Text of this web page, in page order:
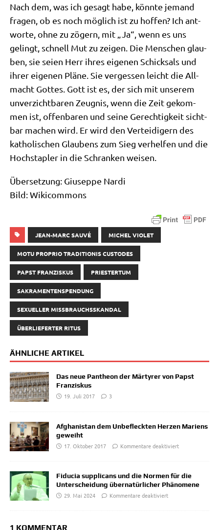
Nach dem, was ich gesagt habe, könn­te jemand
fra­gen, ob es noch mög­lich ist zu hof­fen? Ich ant­
wor­te, ohne zu zögern, mit „Ja“, wenn es uns
gelingt, schnell Mut zu zei­gen. Die Men­schen glau­
ben, sie sei­en Herr ihres eige­nen Schick­sals und
ihrer eige­nen Plä­ne. Sie ver­ges­sen leicht die All­
macht Got­tes. Gott ist es, der sich mit unse­rem
unver­zicht­ba­ren Zeug­nis, wenn die Zeit gekom­
men ist, offen­ba­ren und sei­ne Gerech­tig­keit sicht­
bar machen wird. Er wird den Ver­tei­di­gern des
katho­li­schen Glau­bens zum Sieg ver­hel­fen und die
Hoch­stap­ler in die Schran­ken weisen.
Über­set­zung: Giu­sep­pe Nar­di
Bild: Wiki­com­mons
JEAN-MARC SAUVÉ MICHEL VIOLET
MOTU PROPRIO TRADITIONIS CUSTODES
PAPST FRANZISKUS PRIESTERTUM
SAKRAMENTENSPENDUNG
SEXUELLER MISSBRAUCHSSKANDAL
ÜBERLIEFERTER RITUS
ÄHNLICHE ARTIKEL
Das neue Pantheon der Märtyrer von Papst
Franziskus
19. Juli 2017
3
Afghanistan dem Unbefleckten Herzen Mariens
geweiht
17. Oktober 2017
Kommentare deaktiviert
Fiducia supplicans und die Normen für die
Unterscheidung übernatürlicher Phänomene
29. Mai 2024
Kommentare deaktiviert
1 KOMMENTAR